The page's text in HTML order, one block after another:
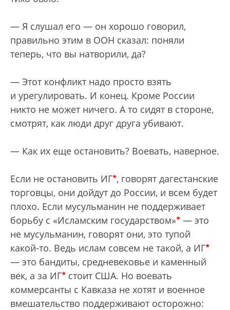
— Я слушал его — он хорошо говорил,
правильно этим в ООН сказал: поняли
теперь, что вы натворили, да?
— Этот конфликт надо просто взять
и урегулировать. И конец. Кроме России
никто не может ничего. А то сидят в стороне,
смотрят, как люди друг друга убивают.
— Как их еще остановить? Воевать, наверное.
Если не остановить ИГ*, говорят дагестанские
торговцы, они дойдут до России, и всем будет
плохо. Если мусульманин не поддерживает
борьбу с «Исламским государством»* — это
не мусульманин, говорят они, это тупой
какой-то. Ведь ислам совсем не такой, а ИГ*
— это бандиты, средневековье и каменный
век, а за ИГ* стоит США. Но воевать
коммерсанты с Кавказа не хотят и военное
вмешательство поддерживают осторожно: